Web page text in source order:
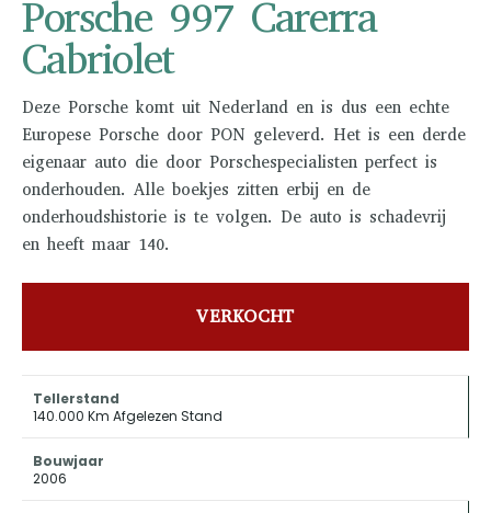
Porsche 997 Carerra
Cabriolet
Deze Porsche komt uit Nederland en is dus een echte
Europese Porsche door PON geleverd. Het is een derde
eigenaar auto die door Porschespecialisten perfect is
onderhouden. Alle boekjes zitten erbij en de
onderhoudshistorie is te volgen. De auto is schadevrij
en heeft maar 140.
VERKOCHT
Tellerstand
140.000 Km Afgelezen Stand
Bouwjaar
2006